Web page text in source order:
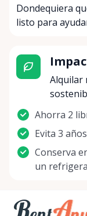
Dondequiera
listo para
Alquilar
Ahorra 2
Evita 3
Conserva
un